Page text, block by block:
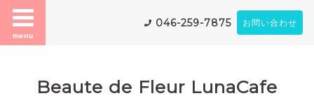
menu
046-259-7875 お問い合わせ
Beaute de Fleur LunaCafe